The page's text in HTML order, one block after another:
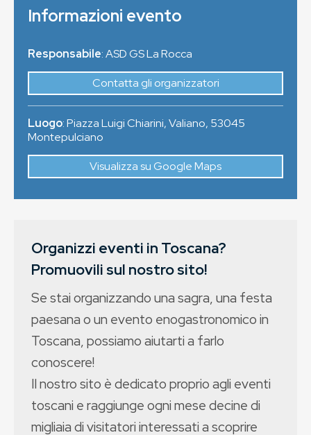
Informazioni evento
Responsabile: ASD GS La Rocca
Contatta gli organizzatori
Luogo:Piazza Luigi Chiarini, Valiano, 53045
Montepulciano
Visualizza su Google Maps
Organizzi eventi in Toscana?
Promuovili sul nostro sito!
Se stai organizzando una sagra, una festa
paesana o un evento enogastronomico in
Toscana, possiamo aiutarti a farlo
conoscere!
Il nostro sito è dedicato proprio agli eventi
toscani e raggiunge ogni mese decine di
migliaia di visitatori interessati a scoprire